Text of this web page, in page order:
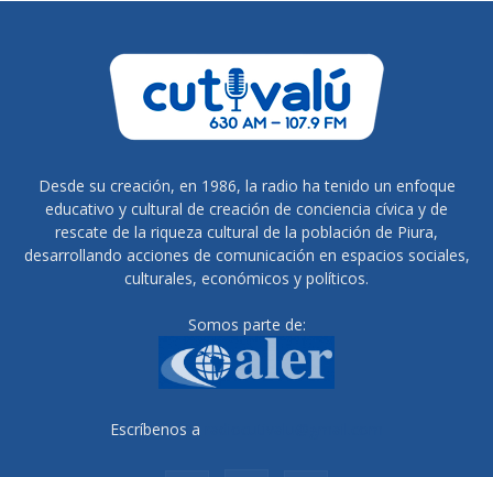
Desde su creación, en 1986, la radio ha tenido un enfoque
educativo y cultural de creación de conciencia cívica y de
rescate de la riqueza cultural de la población de Piura,
desarrollando acciones de comunicación en espacios sociales,
culturales, económicos y políticos.
Somos parte de:
Escríbenos a